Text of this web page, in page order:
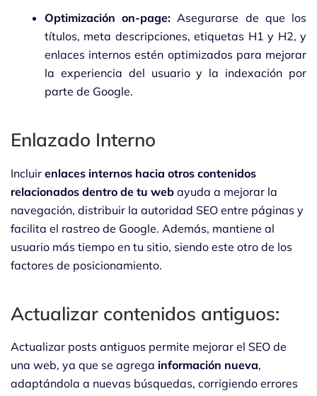
Optimización on-page: Asegurarse de que los
títulos, meta descripciones, etiquetas H1 y H2, y
enlaces internos estén optimizados para mejorar
la experiencia del usuario y la indexación por
parte de Google.
Enlazado Interno
Incluir enlaces internos hacia otros contenidos
relacionados dentro de tu web ayuda a mejorar la
navegación, distribuir la autoridad SEO entre páginas y
facilita el rastreo de Google. Además, mantiene al
usuario más tiempo en tu sitio, siendo este otro de los
factores de posicionamiento.
Actualizar contenidos antiguos:
Actualizar posts antiguos permite mejorar el SEO de
una web, ya que se agrega información nueva,
adaptándola a nuevas búsquedas, corrigiendo errores